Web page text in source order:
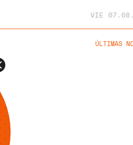
VIE
ÚLTIMAS